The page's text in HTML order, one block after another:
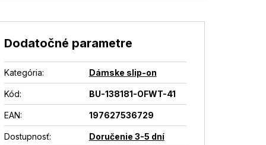
Dodatočné parametre
Kategória: Dámske slip-on
Kód: BU-138181-OFWT-41
EAN: 197627536729
Dostupnosť: Doručenie 3-5 dní